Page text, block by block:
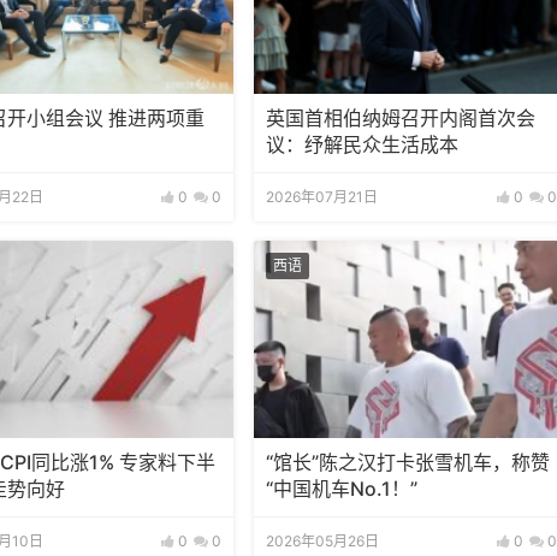
开小组会议 推进两项重
22日 0 0
英国首相伯纳姆召开内阁首次会
议：纾解民众生活成本
2026年07月21日 0 0
同比涨1% 专家料下半
势向好
10日 0 0
西语
“馆长”陈之汉打卡张雪机车，称赞
“中国机车No.1！”
2026年05月26日 0 0